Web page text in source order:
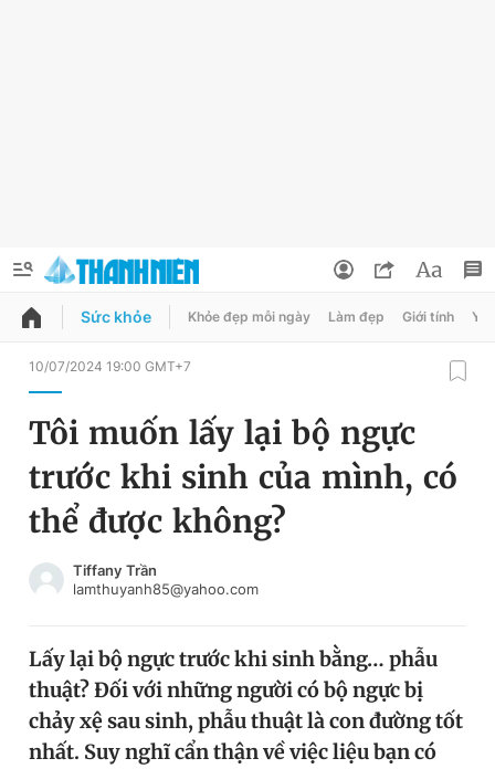
QUẢNG CÁO ĐẶT BÁO
Chuyên mục
Chuyên mục khác
Chào ngày mới
Video Magazine
Đổi mật khẩu
Tin đã lưu
Tin đã xem
Đăng xuất
Sức khỏe Khỏe đẹp mỗi ngày Làm đẹp Giới tính Y
10/07/2024 19:00 GMT+7
Tôi muốn lấy lại bộ ngực
trước khi sinh của mình, có
thể được không?
Tiffany Trần
lamthuyanh85@yahoo.com
Lấy lại bộ ngực trước khi sinh bằng… phẫu
thuật? Đối với những người có bộ ngực bị
chảy xệ sau sinh, phẫu thuật là con đường tốt
nhất. Suy nghĩ cẩn thận về việc liệu bạn có